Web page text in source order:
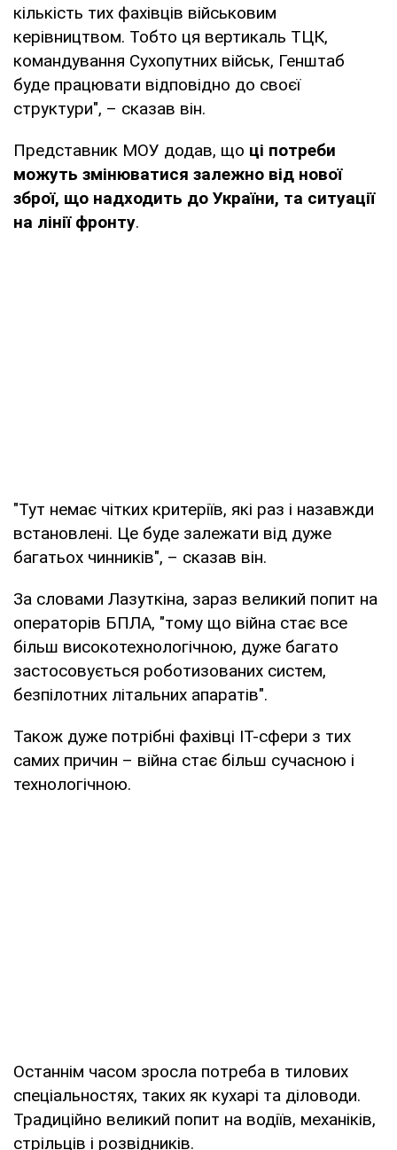
кількість тих фахівців військовим
керівництвом. Тобто ця вертикаль ТЦК,
командування Сухопутних військ, Генштаб
буде працювати відповідно до своєї
структури", – сказав він.
Представник МОУ додав, що ці потреби
можуть змінюватися залежно від нової
зброї, що надходить до України, та ситуації
на лінії фронту.
"Тут немає чітких критеріїв, які раз і назавжди
встановлені. Це буде залежати від дуже
багатьох чинників", – сказав він.
За словами Лазуткіна, зараз великий попит на
операторів БПЛА, "тому що війна стає все
більш високотехнологічною, дуже багато
застосовується роботизованих систем,
безпілотних літальних апаратів".
Також дуже потрібні фахівці ІТ-сфери з тих
самих причин – війна стає більш сучасною і
технологічною.
Останнім часом зросла потреба в тилових
спеціальностях, таких як кухарі та діловоди.
Традиційно великий попит на водіїв, механіків,
стрільців і розвідників.